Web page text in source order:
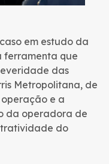
em estudo da
ferramenta que
das
Metropolitana, de
e a
da operadora de
do